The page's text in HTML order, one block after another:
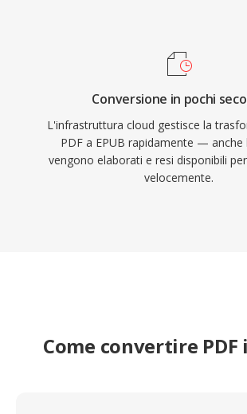
Conversione in pochi
L'infrastruttura cloud gestisce la
PDF a EPUB rapidamente — anche
vengono elaborati e resi disponibili
velocemente.
Come convertire PDF